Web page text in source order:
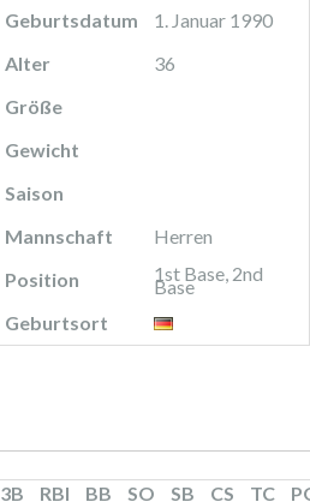
Geburtsdatum
1. Januar 1990
Alter
36
Größe
Gewicht
Saison
Mannschaft
Herren
Position
1st Base, 2nd
Base
Geburtsort
3B RBI BB SO SB CS TC